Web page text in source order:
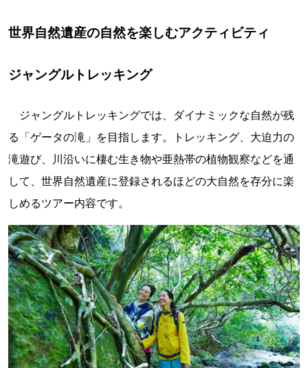
世界自然遺産の自然を楽しむアクティビティ
ジャングルトレッキング
ジャングルトレッキングでは、ダイナミックな自然が残
る「ゲータの滝」を目指します。トレッキング、大迫力の
滝遊び、川沿いに棲む生き物や亜熱帯の植物観察などを通
して、世界自然遺産に登録されるほどの大自然を存分に楽
しめるツアー内容です。